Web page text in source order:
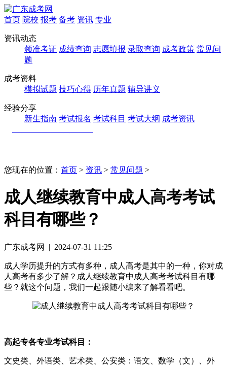
首页 院校 报考 备考 资讯 专业
资讯动态
领准考证 成绩查询 志愿填报 录取查询 成考政策 常见问
题
成考资料
模拟试题 技巧心得 历年真题 辅导讲义
经验分享
新生指南 考试报名 考试科目 考试大纲 成考资讯
您现在的位置： 首页 > 资讯 > 常见问题 >
成人继续教育中成人高考考试
科目有哪些？
广东成考网 | 2024-07-31 11:25
成人学历提升的方式有多种，成人高考是其中的一种，你对成
人高考有多少了解？成人继续教育中成人高考考试科目有哪
些？就这个问题，我们一起跟随小编来了解看看吧。
高起专各专业考试科目：
文史类、外语类、艺术类、公安类：语文、数学（文）、外